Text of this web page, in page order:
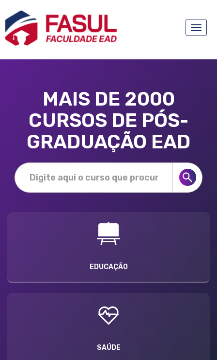
Toggle
MAIS DE 2000
CURSOS DE PÓS-
GRADUAÇÃO EAD
EDUCAÇÃO
SAÚDE